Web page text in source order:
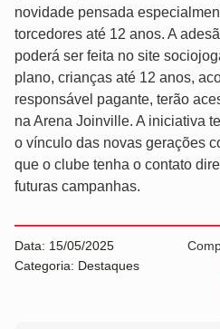
novidade pensada
torcedores até 12 anos. A
poderá ser feita no site
plano, crianças até 12 anos,
responsável pagante, terão
na Arena Joinville. A iniciativa
o vínculo das novas gerações
que o clube tenha o contato
futuras campanhas.
Data: 15/05/2025
Categoria: Destaques